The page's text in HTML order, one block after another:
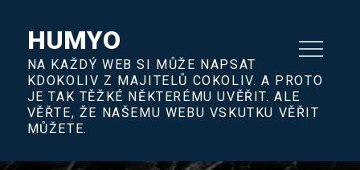
contentHUMYO
NA KAŽDÝ WEB SI MŮŽE NAPSAT
KDOKOLIV Z MAJITELŮ COKOLIV. A PROTO
JE TAK TĚŽKÉ NĚKTERÉMU UVĚŘIT. ALE
VĚŘTE, ŽE NAŠEMU WEBU VSKUTKU VĚŘIT
MŮŽETE.